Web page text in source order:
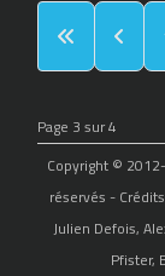
Page 3 sur 4
Copyright ©
réservés -
Julien Defois,
Pfister,